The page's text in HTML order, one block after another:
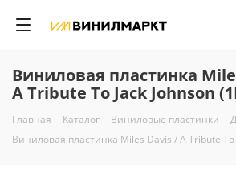
Виниловая пластинка
A Tribute To Jack Johnson
Главная - Каталог - Виниловые пластинки -
Виниловая пластинка Miles Davis / A Tribute To